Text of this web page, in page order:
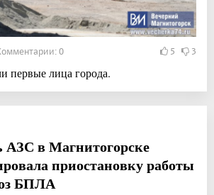
0 5 3
первые лица города.
АЗС в Магнитогорске
приостановку работы
БПЛА